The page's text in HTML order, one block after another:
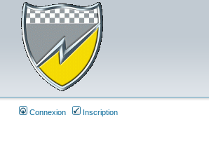
Connexion Inscription